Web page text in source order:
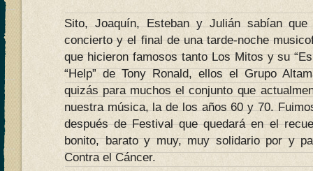
Sito, Joaquín, Esteban y Julián sabían
concierto y el final de una tarde-noche
que hicieron famosos tanto Los Mitos y su
“Help” de Tony Ronald, ellos el Grupo
quizás para muchos el conjunto que
nuestra música, la de los años 60 y 70.
después de Festival que quedará en el
bonito, barato y muy, muy solidario por y
Contra el Cáncer.